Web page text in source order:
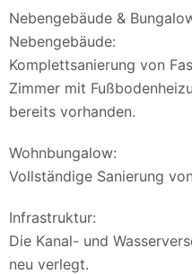
Nebengebäude &
Nebengebäude:
Komplettsanierung von
Zimmer mit
bereits vorhanden.
Wohnbungalow:
Vollständige Sanierung
Infrastruktur:
Die Kanal- und
neu verlegt.